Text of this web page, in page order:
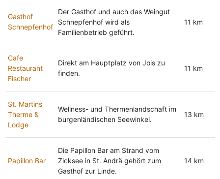
Gasthof
Schnepfenhof
Der Gasthof und auch das Weingut
Schnepfenhof wird als
Familienbetrieb geführt.
11 km
Cafe
Restaurant
Fischer
Direkt am Hauptplatz von Jois zu
finden.
11 km
St. Martins
Therme &
Lodge
Wellness- und Thermenlandschaft im
burgenländischen Seewinkel.
13 km
Papillon Bar
Die Papillon Bar am Strand vom
Zicksee in St. Andrä gehört zum
Gasthof zur Linde.
14 km